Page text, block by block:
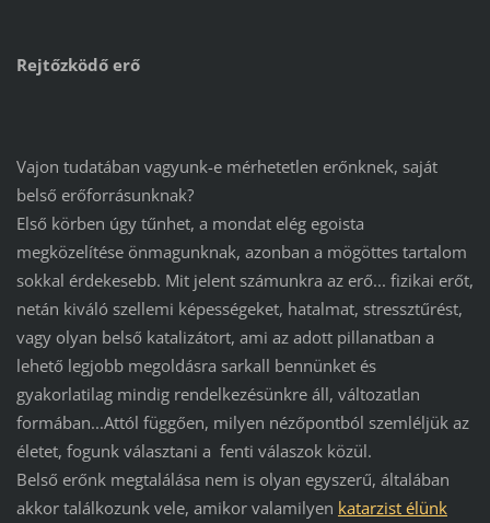
Rejtőzködő erő
Vajon tudatában vagyunk-e mérhetetlen erőnknek, saját
belső erőforrásunknak?
Első körben úgy tűnhet, a mondat elég egoista
megközelítése önmagunknak, azonban a mögöttes tartalom
sokkal érdekesebb. Mit jelent számunkra az erő... fizikai erőt,
netán kiváló szellemi képességeket, hatalmat, stressztűrést,
vagy olyan belső katalizátort, ami az adott pillanatban a
lehető legjobb megoldásra sarkall bennünket és
gyakorlatilag mindig rendelkezésünkre áll, változatlan
formában...Attól függően, milyen nézőpontból szemléljük az
életet, fogunk választani a fenti válaszok közül.
Belső erőnk megtalálása nem is olyan egyszerű, általában
akkor találkozunk vele, amikor valamilyen katarzist élünk